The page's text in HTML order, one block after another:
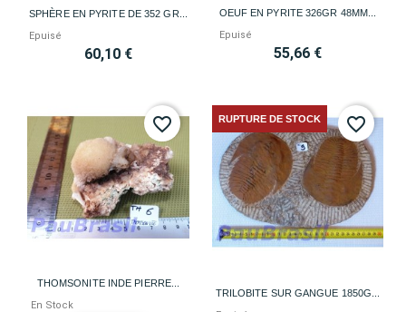
SPHÈRE EN PYRITE DE 352 GR...
Epuisé
60,10 €
OEUF EN PYRITE 326GR 48MM...
Epuisé
55,66 €
THOMSONITE INDE PIERRE...
En Stock
favorite_border
TRILOBITE SUR GANGUE 1850G...
RUPTURE DE STOCK favorite_border